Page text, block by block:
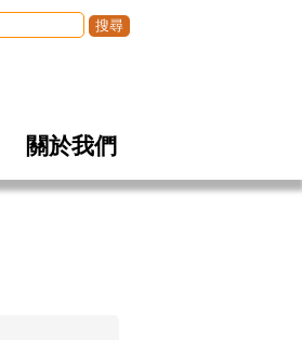
關於我們